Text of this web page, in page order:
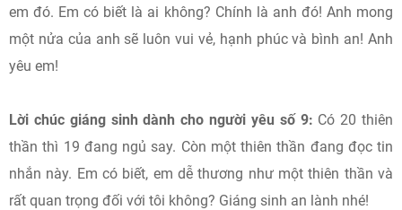
em đó. Em có biết là ai không? Chính là anh đó! Anh mong
một nửa của anh sẽ luôn vui vẻ, hạnh phúc và bình an! Anh
yêu em!
Lời chúc giáng sinh dành cho người yêu số 9: Có 20 thiên
thần thì 19 đang ngủ say. Còn một thiên thần đang đọc tin
nhắn này. Em có biết, em dễ thương như một thiên thần và
rất quan trọng đối với tôi không? Giáng sinh an lành nhé!